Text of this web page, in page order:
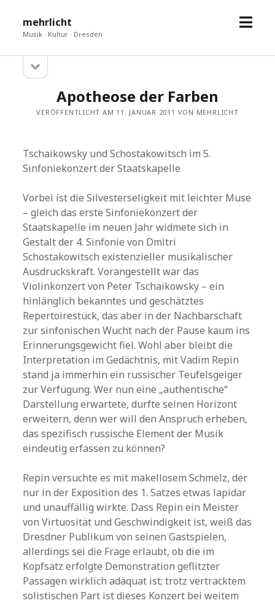
mehrlicht
Musik · Kultur · Dresden
Menü
Sidebar
öffnen
Apotheose der Farben
VERÖFFENTLICHT AM 11. JANUAR 2011 VON MEHRLICHT
Tschaikowsky und Schostakowitsch im 5.
Sinfoniekonzert der Staatskapelle
Vorbei ist die Silvesterseligkeit mit leichter Muse
– gleich das erste Sinfoniekonzert der
Staatskapelle im neuen Jahr widmete sich in
Gestalt der 4. Sinfonie von Dmitri
Schostakowitsch existenzieller musikalischer
Ausdruckskraft. Vorangestellt war das
Violinkonzert von Peter Tschaikowsky – ein
hinlänglich bekanntes und geschätztes
Repertoirestück, das aber in der Nachbarschaft
zur sinfonischen Wucht nach der Pause kaum ins
Erinnerungsgewicht fiel. Wohl aber bleibt die
Interpretation im Gedächtnis, mit Vadim Repin
stand ja immerhin ein russischer Teufelsgeiger
zur Verfügung. Wer nun eine „authentische“
Darstellung erwartete, durfte seinen Horizont
erweitern, denn wer will den Anspruch erheben,
das spezifisch russische Element der Musik
eindeutig erfassen zu können?
Repin versuchte es mit makellosem Schmelz, der
nur in der Exposition des 1. Satzes etwas lapidar
und unauffällig wirkte. Dass Repin ein Meister
von Virtuosität und Geschwindigkeit ist, weiß das
Dresdner Publikum von seinen Gastspielen,
allerdings sei die Frage erlaubt, ob die im
Kopfsatz erfolgte Demonstration geflitzter
Passagen wirklich adäquat ist; trotz vertracktem
solistischen Part ist dieses Konzert bei weitem